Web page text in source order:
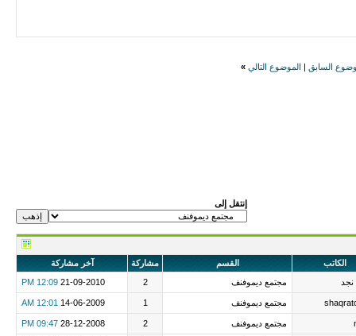
السابق الموضوع التالي »
إنتقل إلى
الكاتب القسم مشاركة
آخر مشاركة
نجد
مجتمع ديموفنف 2
21-09-2010
12:09 PM
مجتمع ديموفنف 1
14-06-2009
12:01 AM
مجتمع ديموفنف 2
28-12-2008
09:47 PM